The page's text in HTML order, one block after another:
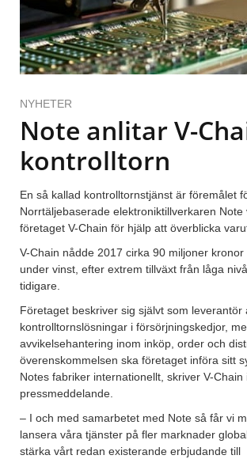
NYHETER
Note anlitar V-
kontrolltorn
En så kallad kontrolltornstjänst är föremålet
Norrtäljebaserade elektroniktillverkaren Note
företaget V-Chain för hjälp att överblicka
V-Chain nådde 2017 cirka 90 miljoner kronor
under vinst, efter extrem tillväxt från låga
tidigare.
Företaget beskriver sig självt som leverantör
kontrolltornslösningar i försörjningskedjor,
avvikelsehantering inom inköp, order och
överenskommelsen ska företaget införa sitt
Notes fabriker internationellt, skriver V-Chain
pressmeddelande.
– I och med samarbetet med Note så får vi
lansera våra tjänster på fler marknader
stärka vårt redan existerande erbjudande till